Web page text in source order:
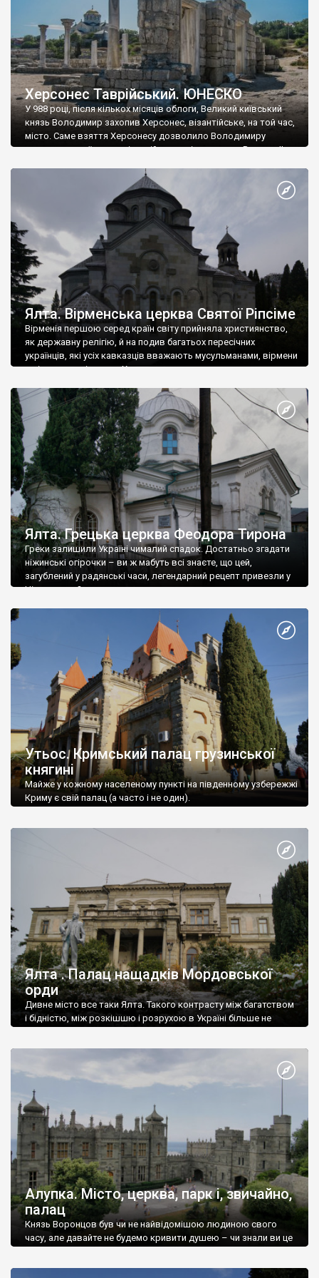
Херсонес Таврійський. ЮНЕСКО
У 988 році, після кількох місяців облоги, Великий київський
князь Володимир захопив Херсонес, візантійське, на той час,
місто. Саме взяття Херсонесу дозволило Володимиру
диктувати свої умови візантійському імператору Василю ІІ, та
Херсонесі Володимир-язичник, став Василем-християнином.
А потім було Хрещення Русі. На честь Херсонесу Таврійського
Ялта. Вірменська церква Святої Ріпсіме
Вірменія першою серед країн світу прийняла християнство,
як державну релігію, й на подив багатьох пересічних
українців, які усіх кавказців вважають мусульманами, вірмени
є відданими вірянами Христа
Ялта. Грецька церква Феодора Тирона
Греки залишили Україні чималий спадок. Достатньо згадати
ніжинські огірочки – ви ж мабуть всі знаєте, що цей,
загублений у радянські часи, легендарний рецепт привезли у
Ніжин греки?
Утьос. Кримський палац грузинської
княгині
Майже у кожному населеному пункті на південному узбережжі
Криму є свій палац (а часто і не один).
Ялта . Палац нащадків Мордовської
орди
Дивне місто все таки Ялта. Такого контрасту між багатством
і бідністю, між розкішшю і розрухою в Україні більше не
Алупка. Місто, церква, парк і, звичайно,
палац
Князь Воронцов був чи не найвідомішою людиною свого
часу, але давайте не будемо кривити душею – чи знали ви це